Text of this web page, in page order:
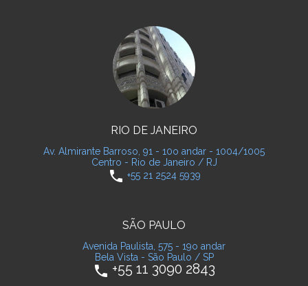
RIO DE JANEIRO
Av. Almirante Barroso, 91 - 10o andar - 1004/1005
Centro - Rio de Janeiro / RJ
phone +55 21 2524 5939
SÃO PAULO
Avenida Paulista, 575 - 19o andar
Bela Vista - São Paulo / SP
phone +55 11 3090 2843